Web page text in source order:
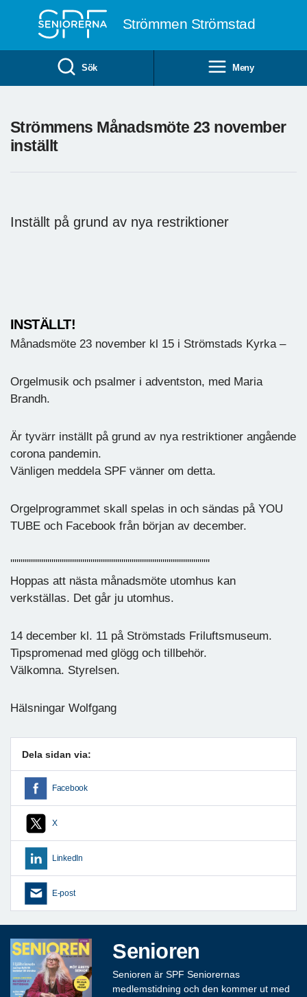
Strömmen Strömstad
Sök Meny
Strömmens Månadsmöte 23 november
inställt
Inställt på grund av nya restriktioner
INSTÄLLT!
Månadsmöte 23 november kl 15 i Strömstads Kyrka –
Orgelmusik och psalmer i adventston, med Maria
Brandh.
Är tyvärr inställt på grund av nya restriktioner angående
corona pandemin.
Vänligen meddela SPF vänner om detta.
Orgelprogrammet skall spelas in och sändas på YOU
TUBE och Facebook från början av december.
'''''''''''''''''''''''''''''''''''''''''''''''''''''''''''''''''''''''''''''''''''''''''''''''''
Hoppas att nästa månadsmöte utomhus kan
verkställas. Det går ju utomhus.
14 december kl. 11 på Strömstads Friluftsmuseum.
Tipspromenad med glögg och tillbehör.
Välkomna. Styrelsen.
Hälsningar Wolfgang
Dela sidan via:
Facebook
X
LinkedIn
E-post
Senioren
Senioren är SPF Seniorernas
medlemstidning och den kommer ut med